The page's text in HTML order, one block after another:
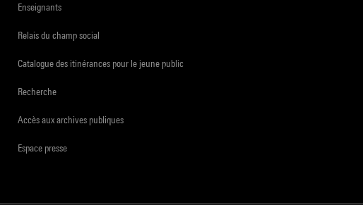
Enseignants
Relais du champ social
Catalogue des itinérances pour le jeune public
Recherche
Accès aux archives publiques
Espace presse